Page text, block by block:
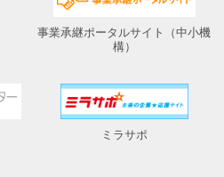
事業承継ポータルサイト（中小機
構）
ミラサポ